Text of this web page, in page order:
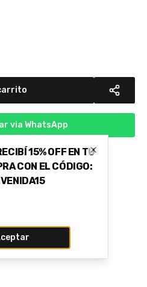
via WhatsApp
Flor
15% OFF EN TU
CON EL CÓDIGO: